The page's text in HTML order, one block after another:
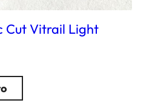
Cut Vitrail Light